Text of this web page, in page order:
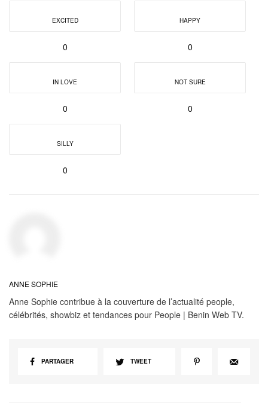
EXCITED
0
HAPPY
0
IN LOVE
0
NOT SURE
0
SILLY
0
ANNE SOPHIE
Anne Sophie contribue à la couverture de l’actualité people,
célébrités, showbiz et tendances pour People | Benin Web TV.
PARTAGER TWEET